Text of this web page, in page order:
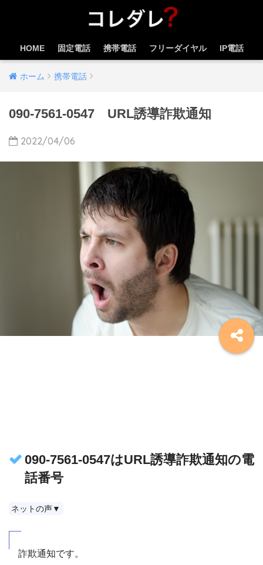
HOME 固定電話 携帯電話 フリーダイヤル IP電話
ホーム 携帯電話
090-7561-0547 URL誘導詐欺通知
2022/04/06
090-7561-0547はURL誘導詐欺通知の電
話番号
ネットの声▼
詐欺通知です。